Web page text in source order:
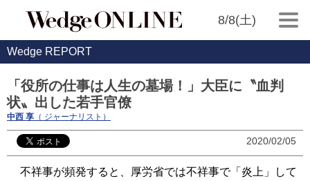
8/8(土)
Wedge REPORT
「役所の仕事は人生の墓場！」大臣に〝血判
状〟出した若手官僚
中西 享 （ ジャーナリスト）
2020/02/05
不祥事が頻発すると、厚労省では不祥事で「炎上」して